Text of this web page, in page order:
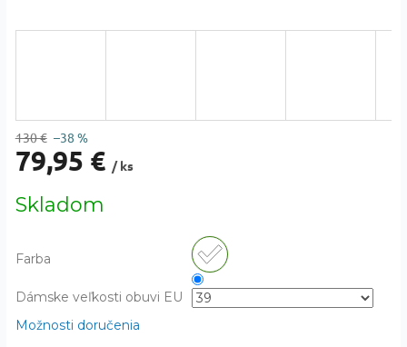
130 € –38 %
79,95 € / ks
cena:
Skladom
Farba
Dámske veľkosti obuvi EU
Možnosti doručenia